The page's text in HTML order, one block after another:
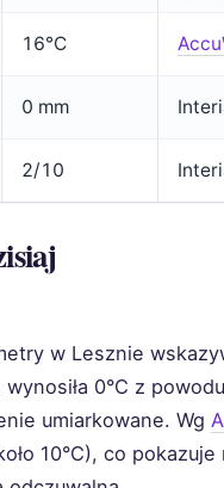
16°C
0 mm
2/10
w Lesznie
0°C z
umiarkowane. Wg
10°C), co